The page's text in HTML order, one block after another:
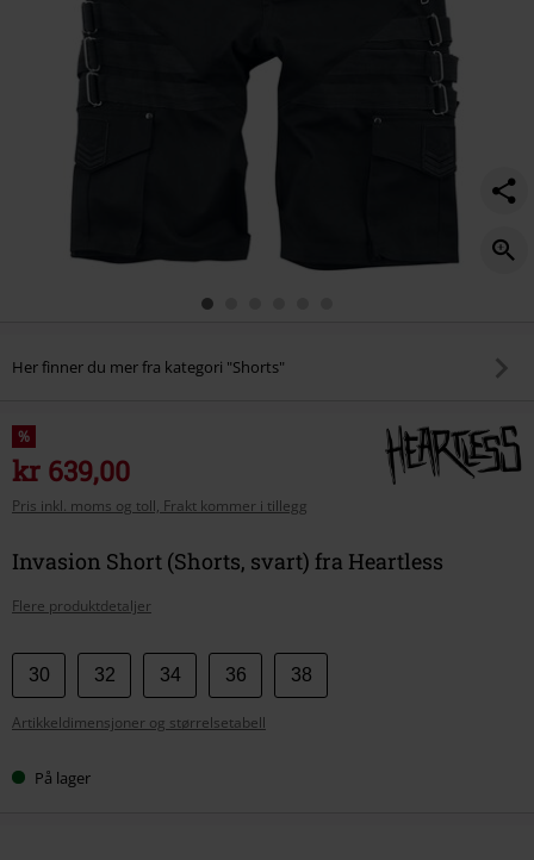
Her finner du mer fra kategori "Shorts"
%
kr 639,00
Pris inkl. moms og toll, Frakt kommer i tillegg
Invasion Short (Shorts, svart) fra Heartless
Flere produktdetaljer
Velg
størrelse
30 32 34 36 38
Artikkeldimensjoner og størrelsetabell
På lager